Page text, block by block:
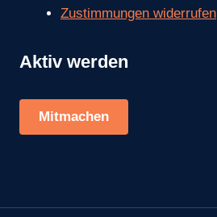
Zustimmungen widerrufen
Aktiv werden
Mitmachen